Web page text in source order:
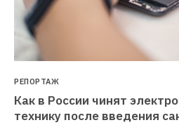
РЕПОРТАЖ
Как в России чинят
технику после введения